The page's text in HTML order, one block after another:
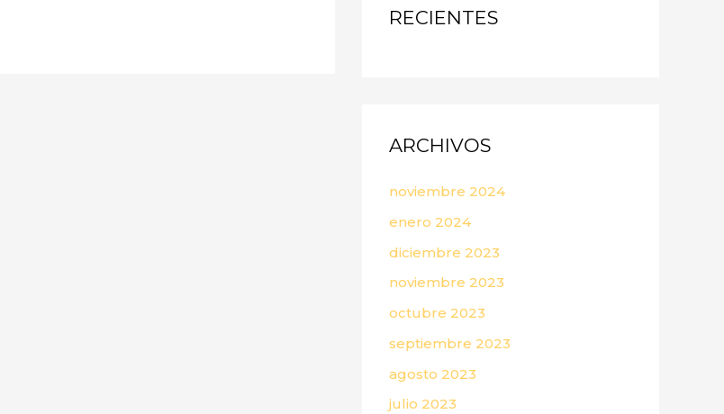
RECIENTES
ARCHIVOS
noviembre 2024
enero 2024
diciembre 2023
noviembre 2023
octubre 2023
septiembre 2023
agosto 2023
julio 2023